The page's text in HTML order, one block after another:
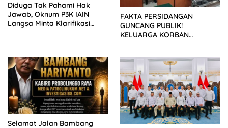
Diduga Tak Pahami Hak
Jawab, Oknum P3K IAIN
Langsa Minta Klarifikasi
FAKTA PERSIDANGAN
GUNCANG PUBLIK!
KELUARGA KORBAN
DITUNDA
Selamat Jalan Bambang